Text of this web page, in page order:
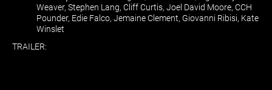
Weaver, Stephen Lang, Cliff Curtis, Joel David Moore, CCH
Pounder, Edie Falco, Jemaine Clement, Giovanni Ribisi, Kate
Winslet
TRAILER: